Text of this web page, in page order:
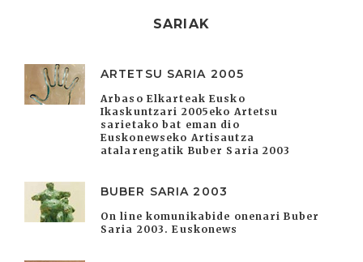
SARIAK
ARTETSU SARIA 2005
Arbaso Elkarteak Eusko
Ikaskuntzari 2005eko Artetsu
sarietako bat eman dio
Euskonewseko Artisautza
atalarengatik Buber Saria 2003
BUBER SARIA 2003
On line komunikabide onenari Buber
Saria 2003. Euskonews